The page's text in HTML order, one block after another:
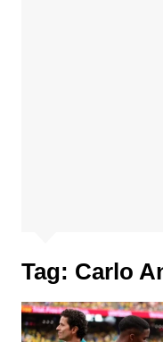
Tag: Carlo